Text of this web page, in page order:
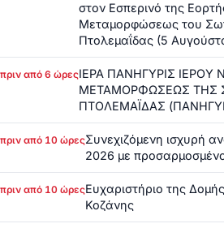
στον Εσπερινό της
Μεταμορφώσεως του
Πτολεμαΐδας (5
πριν από 6 ώρεςΙΕΡΑ ΠΑΝΗΓΥΡΙΣ ΙΕΡΟΥ
ΜΕΤΑΜΟΡΦΩΣΕΩΣ ΤΗΣ
ΠΤΟΛΕΜΑΪΔΑΣ
πριν από 10 ώρεςΣυνεχιζόμενη ισχυρή
2026 με
πριν από 10 ώρεςΕυχαριστήριο της
Κοζάνης